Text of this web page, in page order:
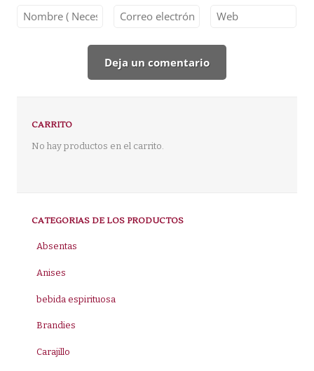
CARRITO
No hay productos en el carrito.
CATEGORIAS DE LOS PRODUCTOS
Absentas
Anises
bebida espirituosa
Brandies
Carajillo